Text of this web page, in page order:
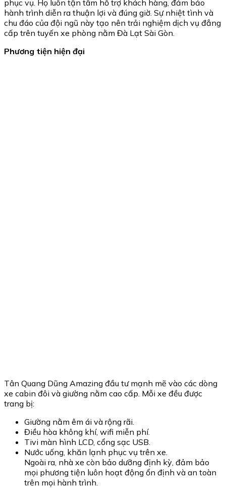
phục vụ. Họ luôn tận tâm hỗ trợ khách hàng, đảm bảo
hành trình diễn ra thuận lợi và đúng giờ. Sự nhiệt tình và
chu đáo của đội ngũ này tạo nên trải nghiệm dịch vụ đẳng
cấp trên tuyến xe phòng nằm Đà Lạt Sài Gòn.
Phương tiện hiện đại
Tân Quang Dũng Amazing đầu tư mạnh mẽ vào các dòng
xe cabin đôi và giường nằm cao cấp. Mỗi xe đều được
trang bị:
Giường nằm êm ái và rộng rãi.
Điều hòa không khí, wifi miễn phí.
Tivi màn hình LCD, cổng sạc USB.
Nước uống, khăn lạnh phục vụ trên xe.
Ngoài ra, nhà xe còn bảo dưỡng định kỳ, đảm bảo
mọi phương tiện luôn hoạt động ổn định và an toàn
trên mọi hành trình.